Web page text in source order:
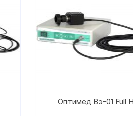
Оптимед Вэ-01 Full